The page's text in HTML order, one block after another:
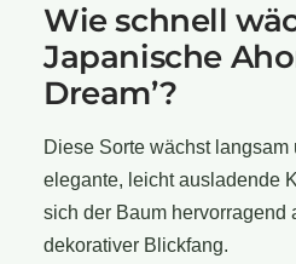
Wie schnell
Japanische
Dream’?
Diese Sorte wächst
elegante, leicht ausladende
sich der Baum hervorragend
dekorativer Blickfang.